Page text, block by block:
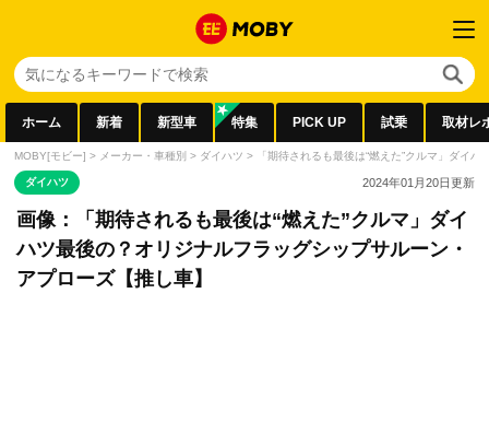
ホーム 新着 新型車 特集 PICK UP 試乗 取材レ
MOBY[モビー] > メーカー・車種別 > ダイハツ > 「期待されるも最後は“燃えた”クルマ」ダイ
ダイハツ 2024年01月20日更新
画像：「期待されるも最後は“燃えた”クルマ」ダイ
ハツ最後の？オリジナルフラッグシップサルーン・
アプローズ【推し車】